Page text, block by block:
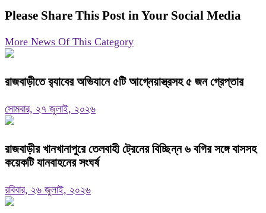
Please Share This Post in Your Social Media
More News Of This Category
রাজবাড়ীতে র‌্যাবের অভিযানে ৫টি আগ্নেয়াস্ত্রসহ ৫ জন গ্রেপ্তার
সোমবার, ২৭ জুলাই, ২০২৬
রাজবাড়ীর খানখানাপুরে তেলবাহী ট্রেনের বিচ্ছিন্ন ৬ বগির সঙ্গে বাসসহ
কয়েকটি যানবাহনের সংঘর্ষ
রবিবার, ২৬ জুলাই, ২০২৬